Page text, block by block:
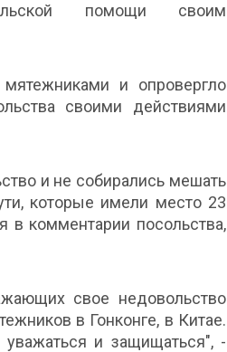
помощи своим
и опровергло
своими действиями
и не собирались мешать
которые имели место 23
в комментарии посольства,
свое недовольство
в Гонконге, в Китае.
и защищаться", -